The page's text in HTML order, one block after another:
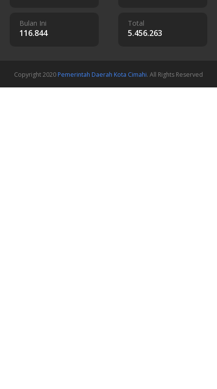
Bulan Ini
116.844
Total
5.456.263
Copyright 2020 Pemerintah Daerah Kota Cimahi. All Rights Reserved